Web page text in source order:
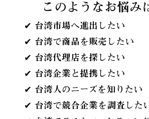
このようなお悩み
✔ 台湾市場へ進出したい
✔ 台湾で商品を販売したい
✔ 台湾代理店を探したい
✔ 台湾企業と提携したい
✔ 台湾人のニーズを知りたい
✔ 台湾で競合企業を調査した